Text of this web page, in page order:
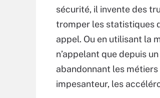
sécurité, il invente des
tromper les statistiques
appel. Ou en utilisant la
n’appelant que depuis
abandonnant les
impesanteur, les